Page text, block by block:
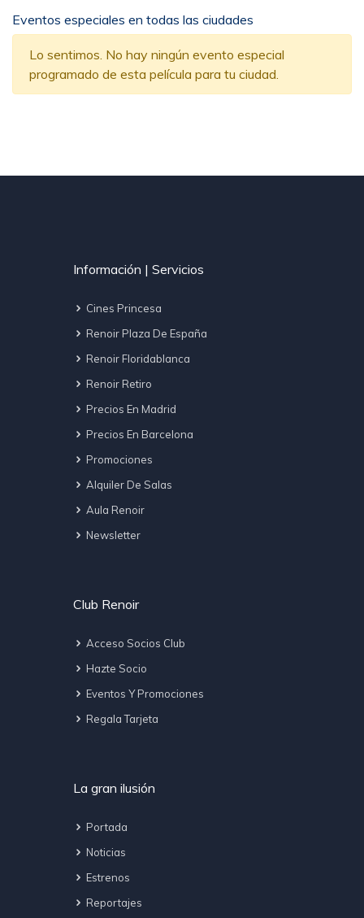
Eventos especiales en todas las ciudades
Lo sentimos. No hay ningún evento especial
programado de esta película para tu ciudad.
Información | Servicios
Cines Princesa
Renoir Plaza De España
Renoir Floridablanca
Renoir Retiro
Precios En Madrid
Precios En Barcelona
Promociones
Alquiler De Salas
Aula Renoir
Newsletter
Club Renoir
Acceso Socios Club
Hazte Socio
Eventos Y Promociones
Regala Tarjeta
La gran ilusión
Portada
Noticias
Estrenos
Reportajes